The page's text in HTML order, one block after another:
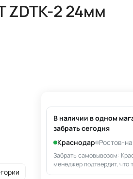
ZDTK-2 24мм
В наличии в одном
забрать сегодня
Краснодар Ростов-
Забрать самовывозом:
менеджер подтвердит, что